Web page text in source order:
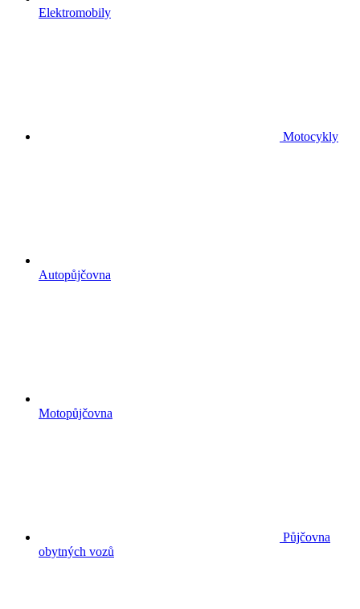
Elektromobily
Motocykly
Autopůjčovna
Motopůjčovna
Půjčovna
obytných vozů